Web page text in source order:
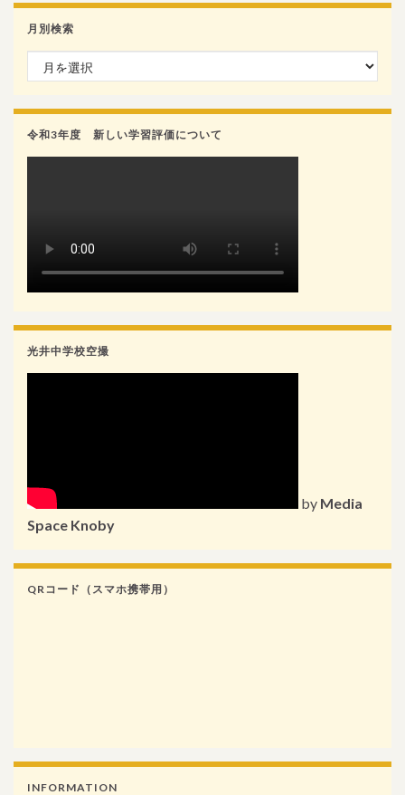
月別検索
月別検索
令和3年度 新しい学習評価について
光井中学校空撮
by Media
Space Knoby
QRコード（スマホ携帯用）
INFORMATION